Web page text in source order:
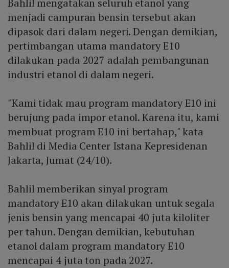
Bahlil mengatakan seluruh etanol yang
menjadi campuran bensin tersebut akan
dipasok dari dalam negeri. Dengan demikian,
pertimbangan utama mandatory E10
dilakukan pada 2027 adalah pembangunan
industri etanol di dalam negeri.
"Kami tidak mau program mandatory E10 ini
berujung pada impor etanol. Karena itu, kami
membuat program E10 ini bertahap," kata
Bahlil di Media Center Istana Kepresidenan
Jakarta, Jumat (24/10).
Bahlil memberikan sinyal program
mandatory E10 akan dilakukan untuk segala
jenis bensin yang mencapai 40 juta kiloliter
per tahun. Dengan demikian, kebutuhan
etanol dalam program mandatory E10
mencapai 4 juta ton pada 2027.